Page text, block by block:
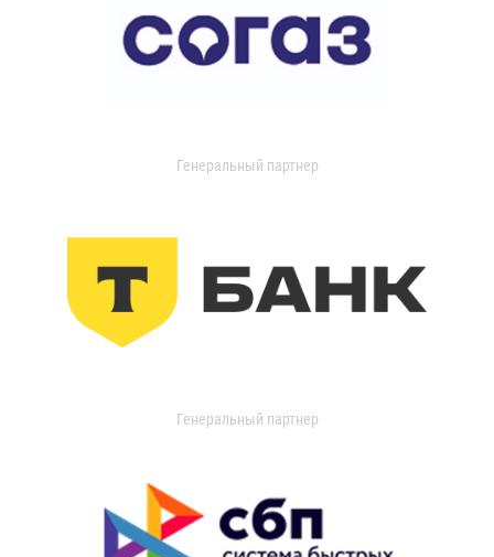
Генеральный партнер
Генеральный партнер